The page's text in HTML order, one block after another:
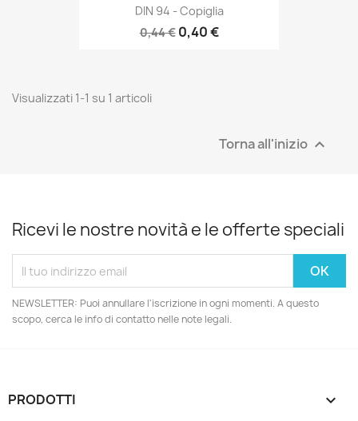
DIN 94 - Copiglia
0,44 € 0,40 €
Visualizzati 1-1 su 1 articoli
Torna all'inizio 
Ricevi le nostre novità e le offerte speciali
NEWSLETTER: Puoi annullare l'iscrizione in ogni momenti. A questo
scopo, cerca le info di contatto nelle note legali.
PRODOTTI 